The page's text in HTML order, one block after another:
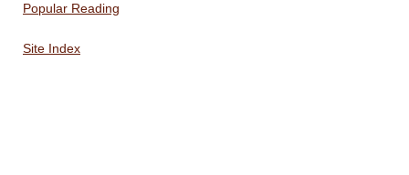
Popular Reading
Site Index